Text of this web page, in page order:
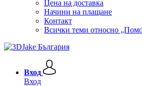
Цена на доставка
Начини на плащане
Контакт
Всички теми относно
Вход
Вход